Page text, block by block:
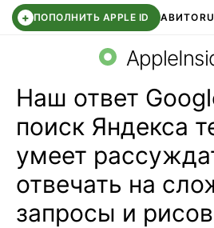
+ ПОПОЛНИТЬ APPLE ID АВИТО
СБЕР КИДС ЧАТ ROBLOX
Наш ответ
поиск Яндекса
умеет
отвечать на
запросы и